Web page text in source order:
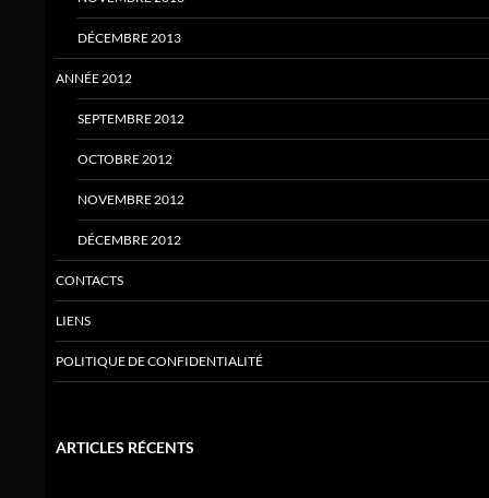
DÉCEMBRE 2013
ANNÉE 2012
SEPTEMBRE 2012
OCTOBRE 2012
NOVEMBRE 2012
DÉCEMBRE 2012
CONTACTS
LIENS
POLITIQUE DE CONFIDENTIALITÉ
ARTICLES RÉCENTS